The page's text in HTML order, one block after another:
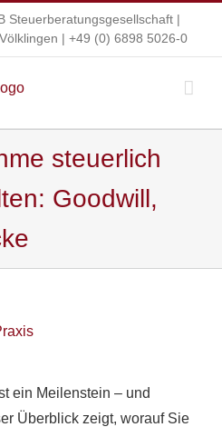
Steuerberatungsgesellschaft |
| +49 (0) 6898 5026-0
steuerlich
Goodwill,
ein Meilenstein – und
Überblick zeigt, worauf Sie